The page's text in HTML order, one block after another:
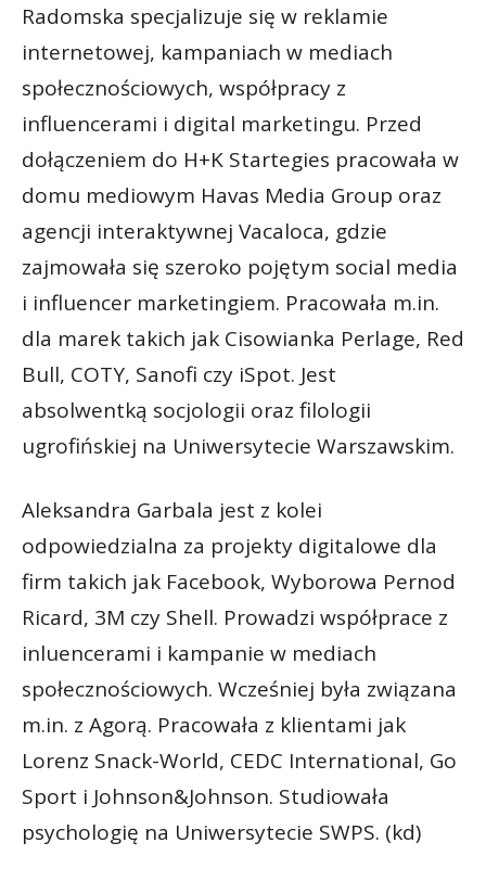
Radomska specjalizuje się w reklamie
internetowej, kampaniach w mediach
społecznościowych, współpracy z
influencerami i digital marketingu. Przed
dołączeniem do H+K Startegies pracowała w
domu mediowym Havas Media Group oraz
agencji interaktywnej Vacaloca, gdzie
zajmowała się szeroko pojętym social media
i influencer marketingiem. Pracowała m.in.
dla marek takich jak Cisowianka Perlage, Red
Bull, COTY, Sanofi czy iSpot. Jest
absolwentką socjologii oraz filologii
ugrofińskiej na Uniwersytecie Warszawskim.
Aleksandra Garbala jest z kolei
odpowiedzialna za projekty digitalowe dla
firm takich jak Facebook, Wyborowa Pernod
Ricard, 3M czy Shell. Prowadzi współprace z
inluencerami i kampanie w mediach
społecznościowych. Wcześniej była związana
m.in. z Agorą. Pracowała z klientami jak
Lorenz Snack-World, CEDC International, Go
Sport i Johnson&Johnson. Studiowała
psychologię na Uniwersytecie SWPS. (kd)